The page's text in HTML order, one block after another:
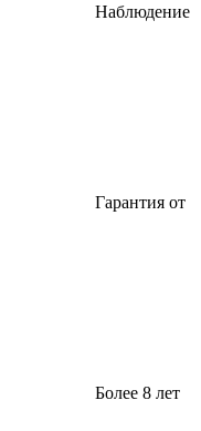
Наблюдение
Гарантия от
Более 8 лет